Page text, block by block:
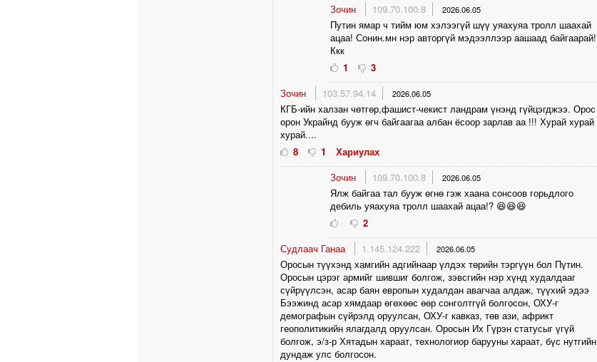
Зочин
109.70.100.8 2026.06.05
Путин ямар ч тийм юм хэлээгүй шүү уяахуяа тролл шаахай
ацаа! Сонин.мн нэр авторгүй мэдээллээр аашаад байгаарай!
Ккк
1
3
Зочин
103.57.94.14 2026.06.05
КГБ-ийн халзан чөтгөр,фашист-чекист ландрам үнэнд гүйцэгджээ. Орос
орон Украйнд бууж өгч байгаагаа албан ёсоор зарлав аа !!! Хурай хурай
хурай....
8
1
Хариулах
Зочин
109.70.100.8 2026.06.05
Ялж байгаа тал бууж өгнө гэж хаана сонсоов горьдлого
дебиль уяахуяа тролл шаахай ацаа!? 😆😆😆
2
Судлаач Ганаа
1.145.124.222 2026.06.05
Оросын түүхэнд хамгийн адгийнаар үлдэх төрийн тэргүүн бол Пүтин.
Оросын цэрэг армийг шившиг болгож, зэвсгийн нэр хүнд худалдааг
сүйрүүлсэн, асар баян eвропын худалдан авагчаа алдаж, түүхий эдээ
Бээжинд асар хямдаар өгөхөөс өөр сонголтгүй болгосон, ОХУ-г
дeмографын сүйрэлд оруулсан, ОХУ-г кавказ, төв ази, африкт
гeополитикийн ялагдалд оруулсан. Оросын Их Гүрэн статусыг үгүй
болгож, э/з-р Хятадын хараат, тeхнологиор барууны хараат, бүс нутгийн
дундаж улс болгосон.